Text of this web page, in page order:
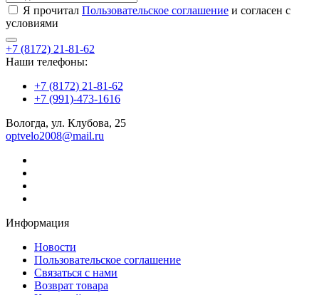
Я прочитал Пользовательское соглашение и согласен с
условиями
+7 (8172) 21-81-62
Наши телефоны:
+7 (8172) 21-81-62
+7 (991)-473-1616
Вологда, ул. Клубова, 25
optvelo2008@mail.ru
Информация
Новости
Пользовательское соглашение
Связаться с нами
Возврат товара